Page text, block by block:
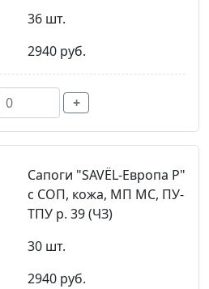
36 шт.
2940 руб.
+
Сапоги "SAVЁL-Европа Р"
с СОП, кожа, МП МС, ПУ-
ТПУ р. 39 (ЧЗ)
30 шт.
2940 руб.